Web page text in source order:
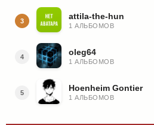
3 attila-the-hun
1 АЛЬБОМОВ
4 oleg64
1 АЛЬБОМОВ
5 Hoenheim Gontier
1 АЛЬБОМОВ